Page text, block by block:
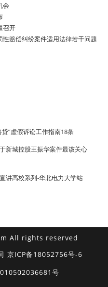
会
召开
赔偿纠纷案件适用法律若干问题
”虚假诉讼工作指南18条
新城控股王振华案件最该关心
讲高校系列-华北电力大学站
All rights reserved
京ICP备18052756号-6
号